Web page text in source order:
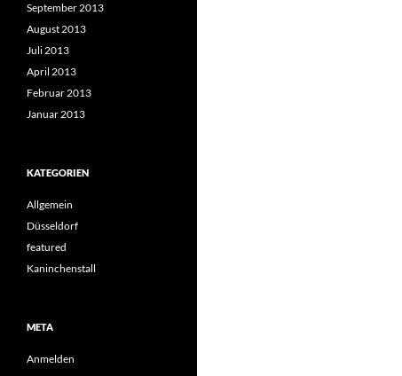
September 2013
August 2013
Juli 2013
April 2013
Februar 2013
Januar 2013
KATEGORIEN
Allgemein
Düsseldorf
featured
Kaninchenstall
META
Anmelden